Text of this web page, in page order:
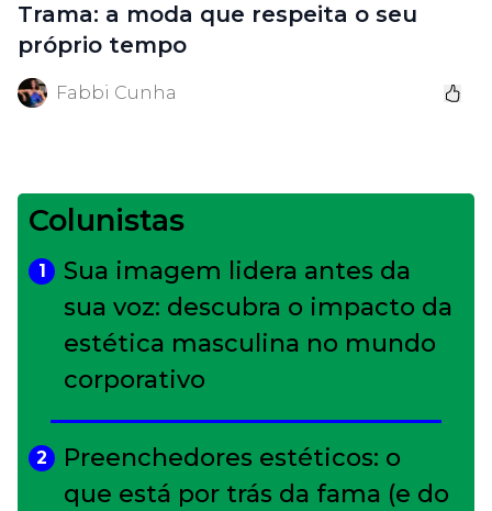
Trama: a moda que respeita o seu
próprio tempo
Fabbi Cunha
Colunistas
1
Sua imagem lidera antes da
sua voz: descubra o impacto da
estética masculina no mundo
corporativo
2
Preenchedores estéticos: o
que está por trás da fama (e do